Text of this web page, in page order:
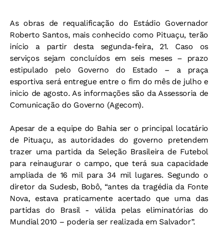
As obras de requalificação do Estádio Governador
Roberto Santos, mais conhecido como Pituaçu, terão
início a partir desta segunda-feira, 21. Caso os
serviços sejam concluídos em seis meses – prazo
estipulado pelo Governo do Estado – a praça
esportiva será entregue entre o fim do mês de julho e
inicio de agosto. As informações são da Assessoria de
Comunicação do Governo (Agecom).
Apesar de a equipe do Bahia ser o principal locatário
de Pituaçu, as autoridades do governo pretendem
trazer uma partida da Seleção Brasileira de Futebol
para reinaugurar o campo, que terá sua capacidade
ampliada de 16 mil para 34 mil lugares. Segundo o
diretor da Sudesb, Bobô, “antes da tragédia da Fonte
Nova, estava praticamente acertado que uma das
partidas do Brasil - válida pelas eliminatórias do
Mundial 2010 – poderia ser realizada em Salvador”.